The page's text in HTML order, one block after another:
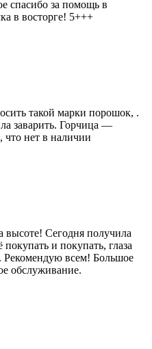
спасибо за помощь в
в восторге! 5+++
такой марки порошок, .
заварить. Горчица —
нет в наличии
Сегодня получила
и покупать, глаза
Рекомендую всем! Большое
обслуживание.